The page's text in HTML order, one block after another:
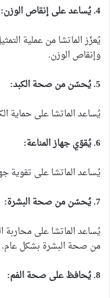
4. يُساعد على إنقاص الوزن:
يُعزّز الماتشا من عملية
وإنقاص الوزن.
5. يُحسّن من صحة الكبد:
يُساعد الماتشا على حماية
6. يُقوّي جهاز المناعة:
يُساعد الماتشا على تقوية
7. يُحسّن من صحة البشرة:
يُساعد الماتشا على
من صحة البشرة بشكل عام.
8. يُحافظ على صحة الفم: